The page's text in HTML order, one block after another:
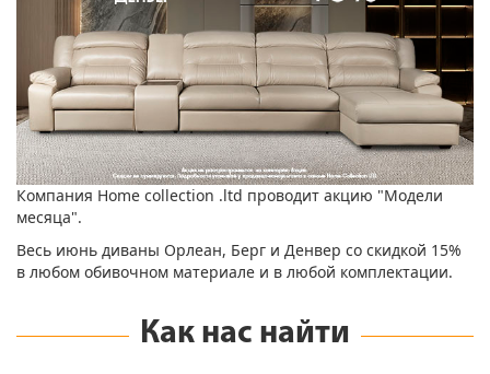
Компания Home collection .ltd проводит акцию "Модели
месяца".
Весь июнь диваны Орлеан, Берг и Денвер со скидкой 15%
в любом обивочном материале и в любой комплектации.
Как нас найти